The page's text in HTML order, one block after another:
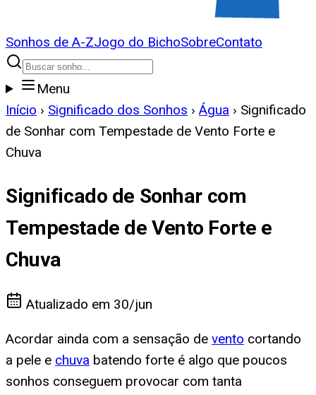
Sonhos de A-ZJogo do BichoSobreContato
Menu
Início › Significado dos Sonhos › Água › Significado
de Sonhar com Tempestade de Vento Forte e
Chuva
Significado de Sonhar com
Tempestade de Vento Forte e
Chuva
Atualizado em 30/jun
Acordar ainda com a sensação de vento cortando
a pele e chuva batendo forte é algo que poucos
sonhos conseguem provocar com tanta